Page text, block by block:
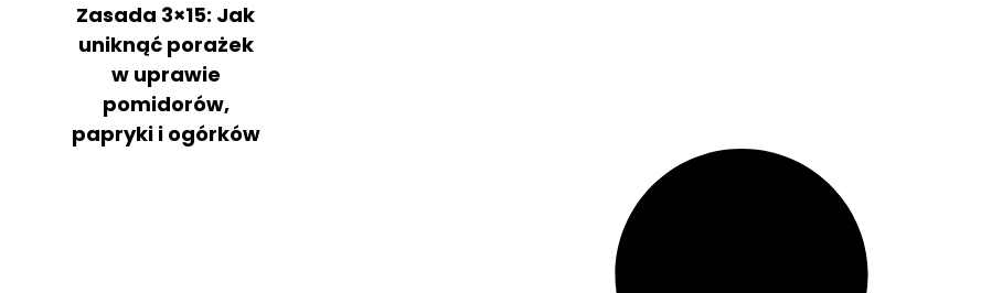
Zasada 3×15: Jak
uniknąć porażek
w uprawie
pomidorów,
papryki i ogórków